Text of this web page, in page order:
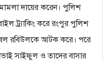
দায়ের করেন। পুলিশ
ট্র্যাকিং করে রংপুর পুলিশ
রবিউলকে আটক করে। পরে
সাইফুল ও তাদের বাসার